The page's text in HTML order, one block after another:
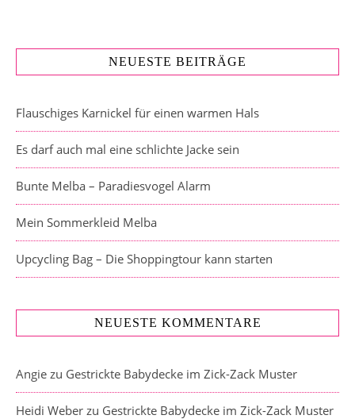
NEUESTE BEITRÄGE
Flauschiges Karnickel für einen warmen Hals
Es darf auch mal eine schlichte Jacke sein
Bunte Melba – Paradiesvogel Alarm
Mein Sommerkleid Melba
Upcycling Bag – Die Shoppingtour kann starten
NEUESTE KOMMENTARE
Angie zu Gestrickte Babydecke im Zick-Zack Muster
Heidi Weber zu Gestrickte Babydecke im Zick-Zack Muster